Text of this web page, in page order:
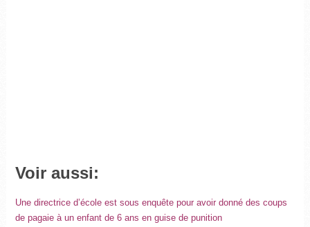
Voir aussi:
Une directrice d’école est sous enquête pour avoir donné des coups
de pagaie à un enfant de 6 ans en guise de punition